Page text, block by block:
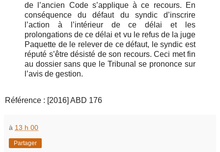
de l’ancien Code s’applique à ce recours. En
conséquence du défaut du syndic d’inscrire
l’action à l’intérieur de ce délai et les
prolongations de ce délai et vu le refus de la juge
Paquette de le relever de ce défaut, le syndic est
réputé s’être désisté de son recours. Ceci met fin
au dossier sans que le Tribunal se prononce sur
l’avis de gestion.
Référence : [2016] ABD 176
à 13 h 00
Partager